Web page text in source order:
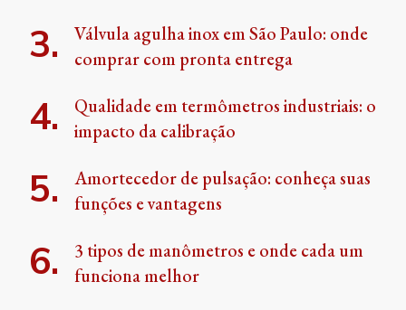
Válvula agulha inox em São Paulo: onde
comprar com pronta entrega
Qualidade em termômetros industriais: o
impacto da calibração
Amortecedor de pulsação: conheça suas
funções e vantagens
3 tipos de manômetros e onde cada um
funciona melhor